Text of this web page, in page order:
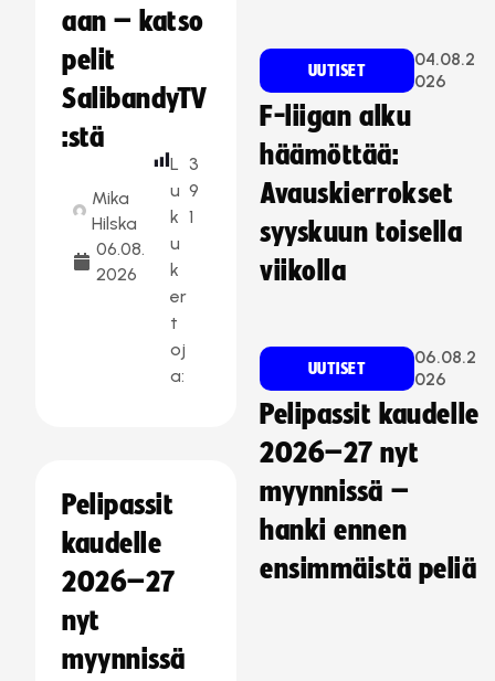
aan – katso
pelit
SalibandyTV
:stä
Mika
Hilska
06.08.
2026
L
u
k
u
k
er
t
oj
a:
3
9
1
Pelipassit
kaudelle
2026–27
nyt
myynnissä
UUTISET
04.08.2
026
F-liigan alku
häämöttää:
Avauskierrokset
syyskuun toisella
viikolla
UUTISET
06.08.2
026
Pelipassit kaudelle
2026–27 nyt
myynnissä –
hanki ennen
ensimmäistä peliä